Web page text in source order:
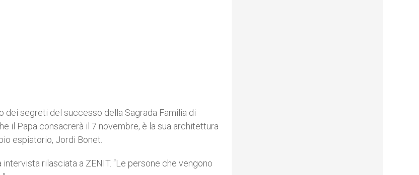
dei segreti del successo della Sagrada Familia di
il Papa consacrerà il 7 novembre, è la sua architettura
espiatorio, Jordi Bonet.
rilasciata a ZENIT. “Le persone che vengono